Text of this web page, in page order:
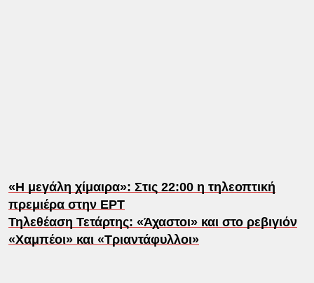
«Η μεγάλη χίμαιρα»: Στις 22:00 η τηλεοπτική
πρεμιέρα στην ΕΡΤ
Τηλεθέαση Τετάρτης: «Άχαστοι» και στο ρεβιγιόν
«Χαμπέοι» και «Τριαντάφυλλοι»